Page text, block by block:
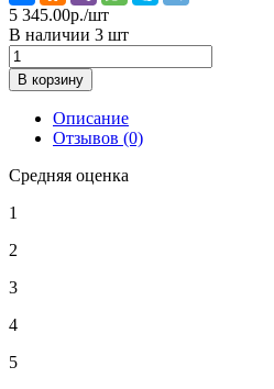
5 345.00р./шт
В наличии 3 шт
В корзину
Описание
Отзывов (0)
Средняя оценка
1
2
3
4
5